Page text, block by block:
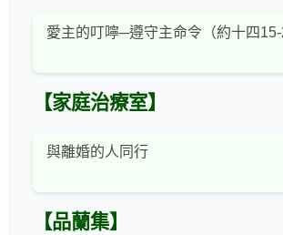
愛主的叮嚀─遵守主命令（約十四15-
【家庭治療室】
與離婚的人同行
【品蘭集】